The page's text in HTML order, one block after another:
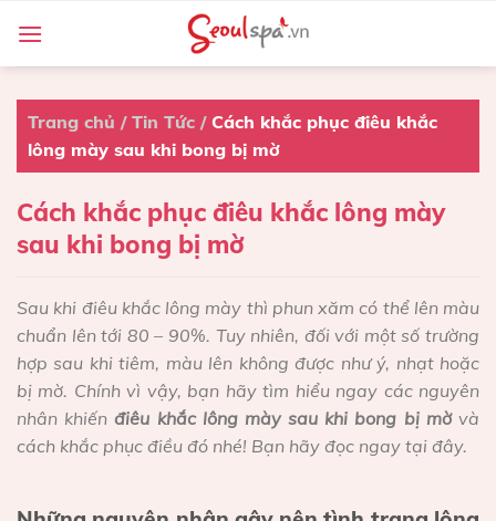
content
Trang chủ / Tin Tức / Cách khắc phục điêu khắc
lông mày sau khi bong bị mờ
Cách khắc phục điêu khắc lông mày
sau khi bong bị mờ
Sau khi điêu khắc lông mày thì phun xăm có thể lên màu
chuẩn lên tới 80 – 90%. Tuy nhiên, đối với một số trường
hợp sau khi tiêm, màu lên không được như ý, nhạt hoặc
bị mờ. Chính vì vậy, bạn hãy tìm hiểu ngay các nguyên
nhân khiến điêu khắc lông mày sau khi bong bị mờvà
cách khắc phục điều đó nhé! Bạn hãy đọc ngay tại đây.